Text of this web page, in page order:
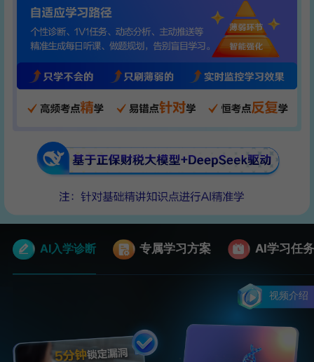
AI入学诊断 专属学习方案 AI学习任
视频介绍